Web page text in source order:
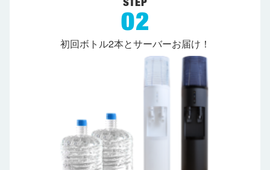
初回ボトル2本とサーバーお届け！